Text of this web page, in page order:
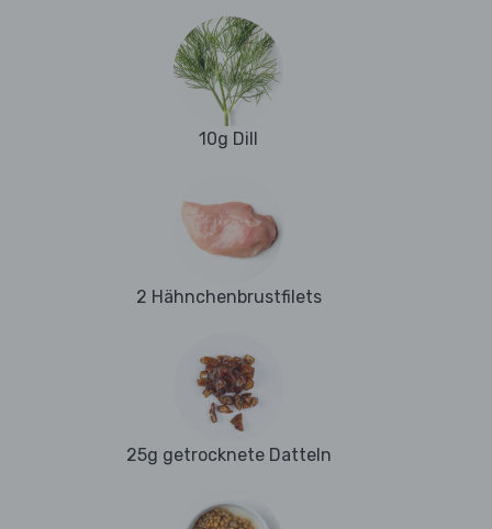
10g Dill
2 Hähnchenbrustfilets
25g getrocknete Datteln